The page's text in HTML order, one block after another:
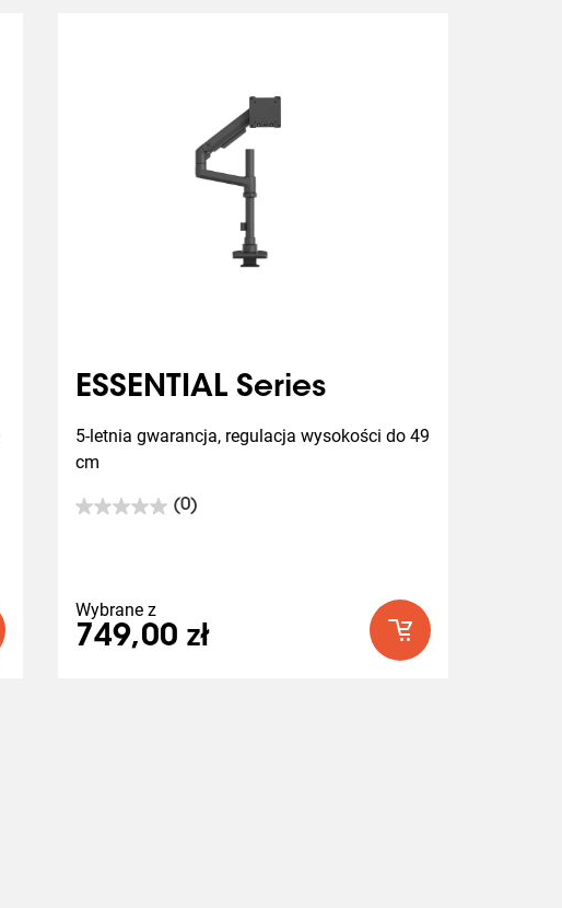
ESSENTIAL Series
5-letnia gwarancja, regulacja wysokości do 49
cm
(0)
0.0
Wybrane z
749,00 zł